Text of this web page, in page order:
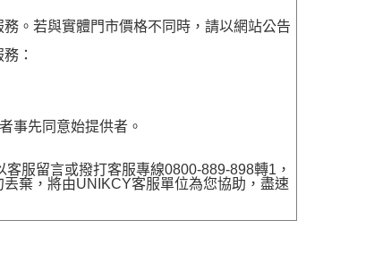
。若與實體門市價格不同時，請以網站公告
：
事先同意始提供者。
服留言或撥打客服專線0800-889-898轉1，
丟棄，將由UNIKCY客服單位為您協助，盡速